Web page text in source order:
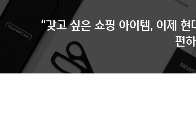
“갖고 싶은 쇼핑 아이템, 이제 현
편